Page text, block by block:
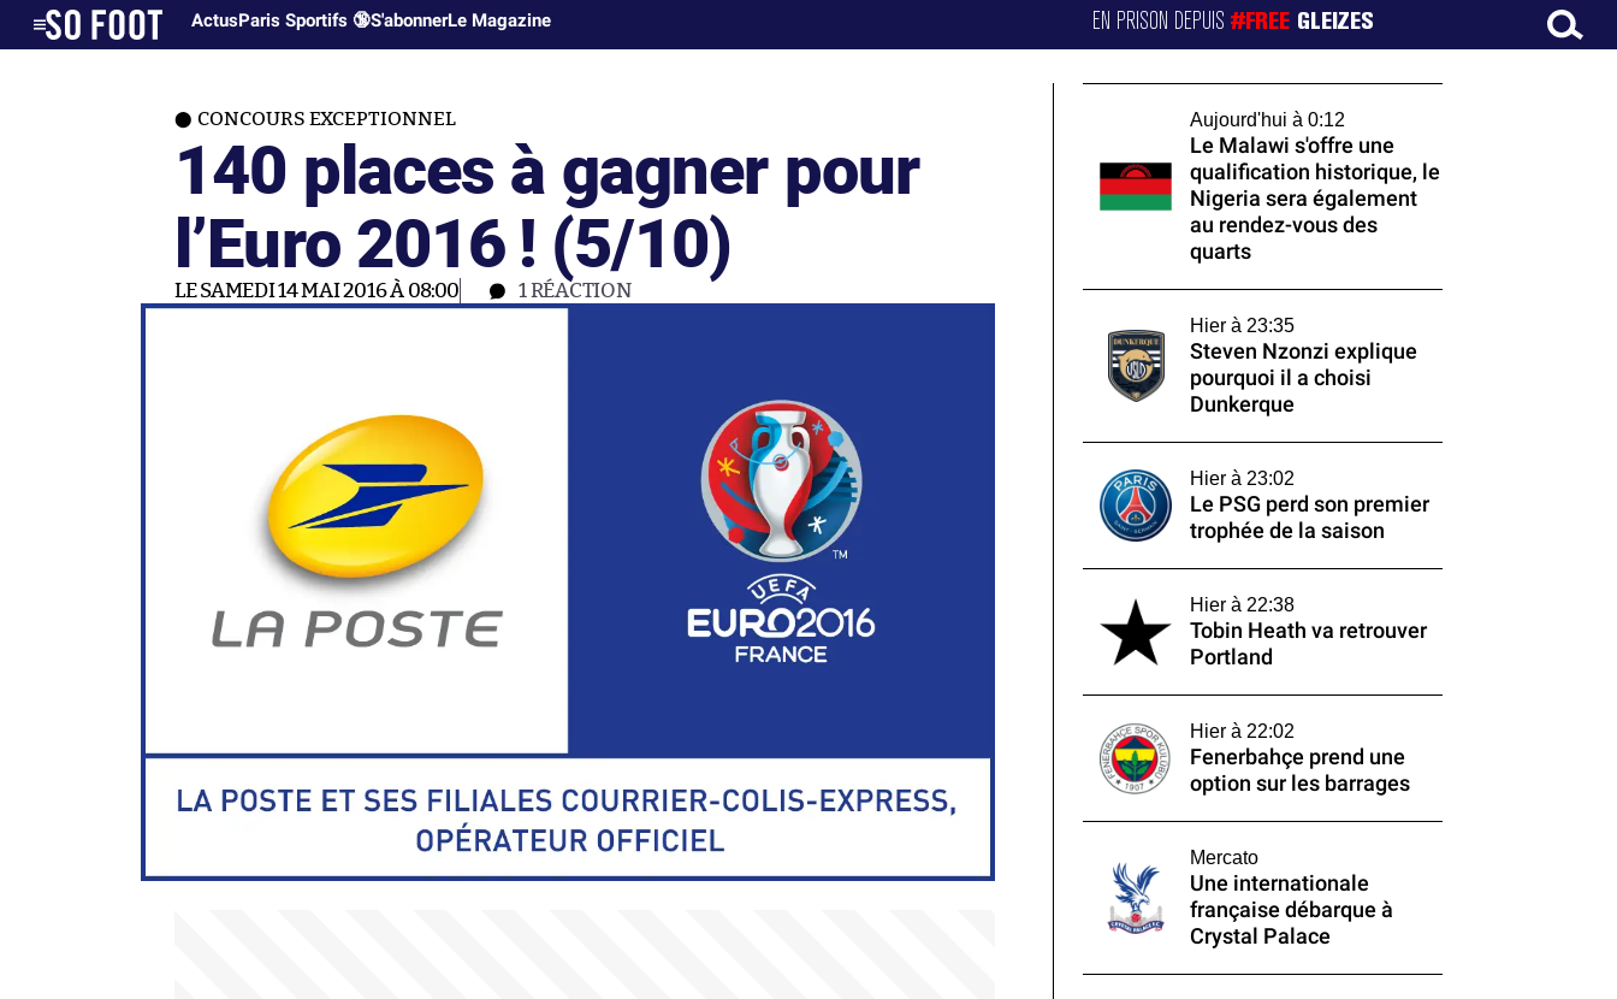
ActusParis Sportifs 🔞S'abonnerLe Magazine EN PRISON DEPUIS#FREE GLEIZES
CONCOURS EXCEPTIONNEL
140 places à gagner pour
l’Euro 2016 ! (5/10)
LE SAMEDI 14 MAI 2016 À 08:00 1 RÉACTION
Aujourd'hui à 0:12
Le Malawi s'offre une
qualification historique, le
Nigeria sera également
au rendez-vous des
quarts
Hier à 23:35
Steven Nzonzi explique
pourquoi il a choisi
Dunkerque
Hier à 23:02
Le PSG perd son premier
trophée de la saison
Hier à 22:38
Tobin Heath va retrouver
Portland
Hier à 22:02
Fenerbahçe prend une
option sur les barrages
Mercato
Une internationale
française débarque à
Crystal Palace